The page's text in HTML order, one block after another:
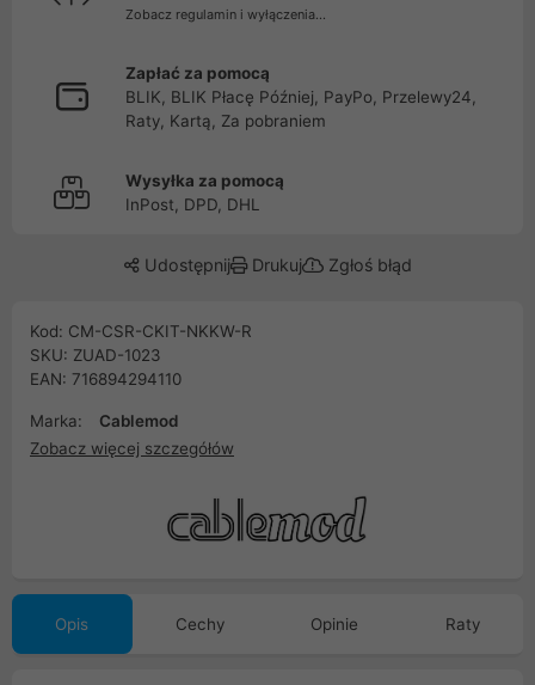
Zobacz regulamin i wyłączenia...
Zapłać za pomocą
BLIK, BLIK Płacę Później, PayPo, Przelewy24,
Raty, Kartą, Za pobraniem
Wysyłka za pomocą
InPost, DPD, DHL
Udostępnij Drukuj Zgłoś błąd
Kod: CM-CSR-CKIT-NKKW-R
SKU: ZUAD-1023
EAN: 716894294110
Marka:
Cablemod
Zobacz więcej szczegółów
Opis Cechy Opinie Raty